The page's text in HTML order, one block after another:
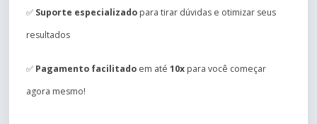
✅ Suporte especializado para tirar dúvidas e otimizar seus
resultados
✅ Pagamento facilitado em até 10x para você começar
agora mesmo!